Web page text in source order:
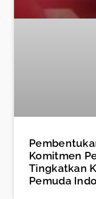
Komitmen
Tingkatkan
Pemuda